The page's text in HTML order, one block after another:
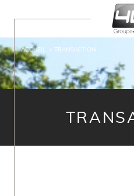
ACCUEIL TRANSACTION